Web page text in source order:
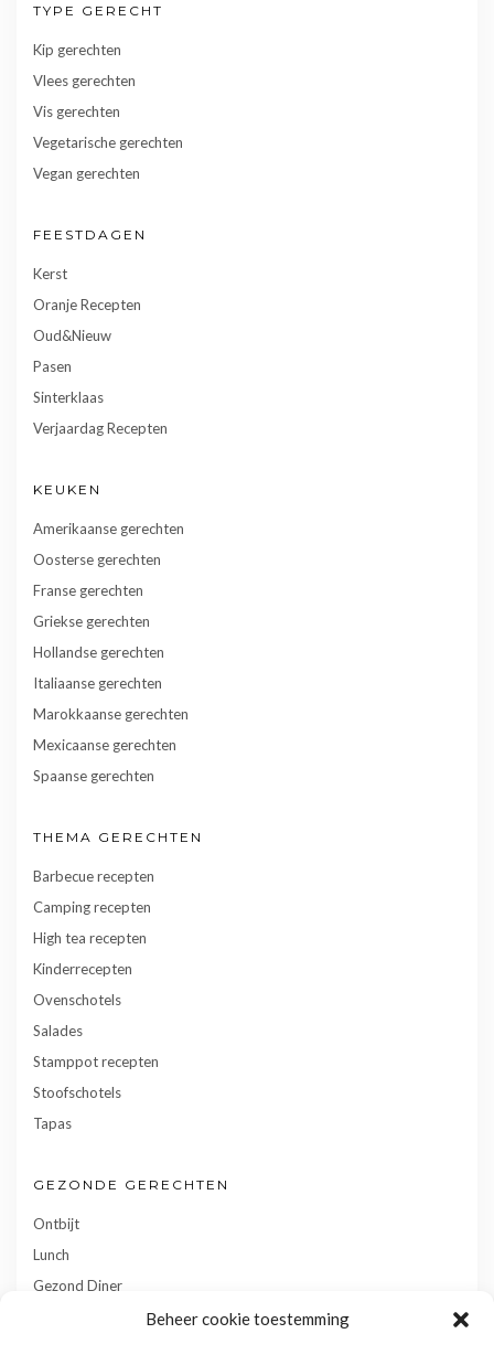
Beheer cookie toestemming
TYPE GERECHT
Kip gerechten
Vlees gerechten
Vis gerechten
Vegetarische gerechten
Vegan gerechten
FEESTDAGEN
Kerst
Oranje Recepten
Oud&Nieuw
Pasen
Sinterklaas
Verjaardag Recepten
KEUKEN
Amerikaanse gerechten
Oosterse gerechten
Franse gerechten
Griekse gerechten
Hollandse gerechten
Italiaanse gerechten
Marokkaanse gerechten
Mexicaanse gerechten
Spaanse gerechten
THEMA GERECHTEN
Barbecue recepten
Camping recepten
High tea recepten
Kinderrecepten
Ovenschotels
Salades
Stamppot recepten
Stoofschotels
Tapas
GEZONDE GERECHTEN
Ontbijt
Lunch
Gezond Diner